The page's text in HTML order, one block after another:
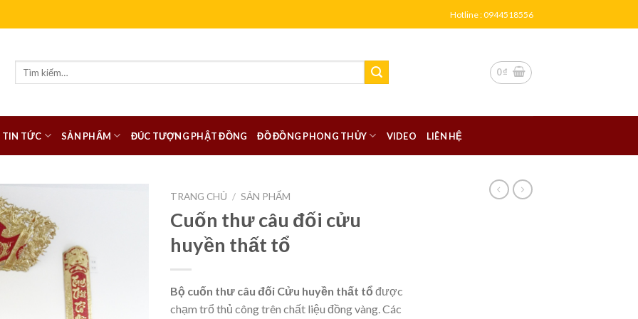
Hotline : 0944518556
0₫
TIN TỨC SẢN PHẨM ĐÚC TƯỢNG PHẬT ĐỒNG ĐỒ ĐỒNG PHONG THỦY VIDEO LIÊN HỆ
TRANG CHỦ / SẢN PHẨM
Cuốn thư câu đối cửu
huyền thất tổ
Bộ cuốn thư câu đối Cửu huyền thất tổ được
chạm trổ thủ công trên chất liệu đồng vàng. Các